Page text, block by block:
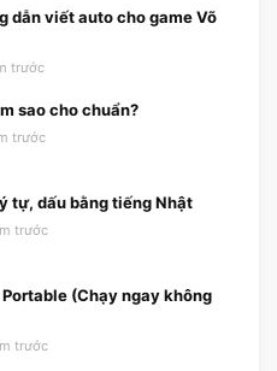
dẫn viết auto cho game Võ
trước
sao cho chuẩn?
trước
tự, dấu bằng tiếng Nhật
trước
(Chạy ngay không
trước